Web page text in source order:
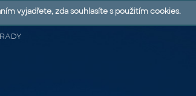
vyjadřete, zda souhlasíte s použitím cookies.